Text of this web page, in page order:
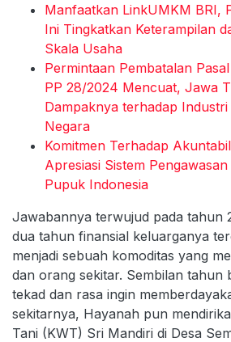
Manfaatkan LinkUMKM BRI,
Ini Tingkatkan Keterampilan
Skala Usaha
Permintaan Pembatalan
PP 28/2024 Mencuat, Jawa
Dampaknya terhadap
Negara
Komitmen Terhadap
Apresiasi Sistem
Pupuk Indonesia
Jawabannya terwujud pada tahun
dua tahun finansial keluarganya
menjadi sebuah komoditas yang
dan orang sekitar. Sembilan tahun
tekad dan rasa ingin
sekitarnya, Hayanah pun
Tani (KWT) Sri Mandiri di Desa